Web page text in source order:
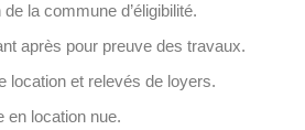
la commune d’éligibilité.
après pour preuve des travaux.
location et relevés de loyers.
en location nue.